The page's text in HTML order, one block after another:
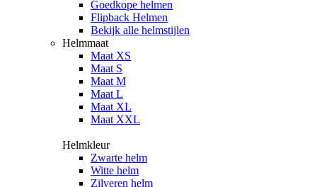
Goedkope helmen
Flipback Helmen
Bekijk alle helmstijlen
Helmmaat
Maat XS
Maat S
Maat M
Maat L
Maat XL
Maat XXL
Helmkleur
Zwarte helm
Witte helm
Zilveren helm